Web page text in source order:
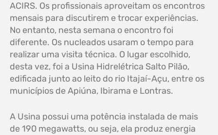
ACIRS. Os profissionais aproveitam os encontros
mensais para discutirem e trocar experiências.
No entanto, nesta semana o encontro foi
diferente. Os nucleados usaram o tempo para
realizar uma visita técnica. O lugar escolhido,
desta vez, foi a Usina Hidrelétrica Salto Pilão,
edificada junto ao leito do rio Itajaí-Açu, entre os
municípios de Apiúna, Ibirama e Lontras.
A Usina possui uma potência instalada de mais
de 190 megawatts, ou seja, ela produz energia